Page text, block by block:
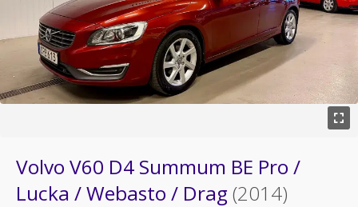
Volvo V60 D4 Summum BE Pro /
Lucka / Webasto / Drag (2014)